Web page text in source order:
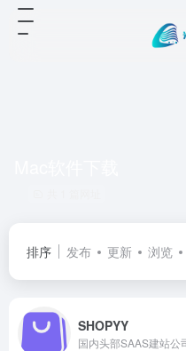
排序 发布 更新 浏览
SHOPYY
国内头部SAAS建站公